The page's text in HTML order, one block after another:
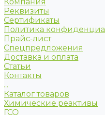
Реквизиты
Сертификаты
Политика
Прайс-лист
Спецпредложения
Доставка и оплата
Статьи
Контакты
...
Каталог товаров
Химические реактивы
ГСО